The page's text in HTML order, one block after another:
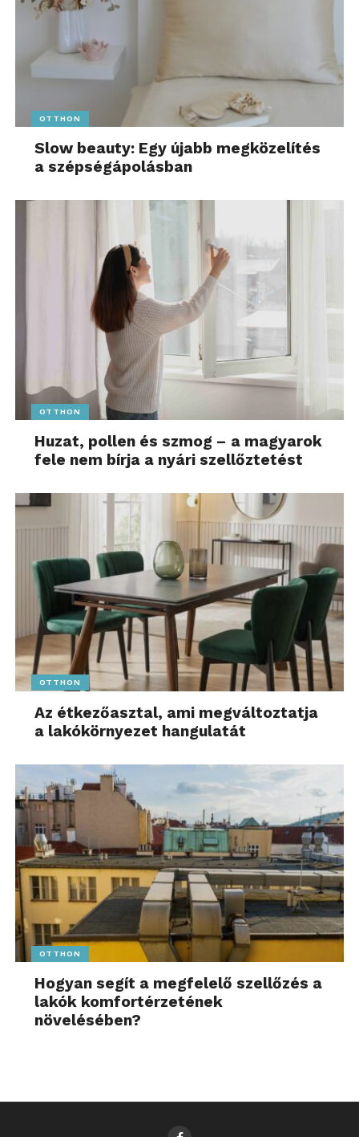
OTTHON
Slow beauty: Egy újabb megközelítés
a szépségápolásban
OTTHON
Huzat, pollen és szmog – a magyarok
fele nem bírja a nyári szellőztetést
OTTHON
Az étkezőasztal, ami megváltoztatja
a lakókörnyezet hangulatát
OTTHON
Hogyan segít a megfelelő szellőzés a
lakók komfortérzetének
növelésében?